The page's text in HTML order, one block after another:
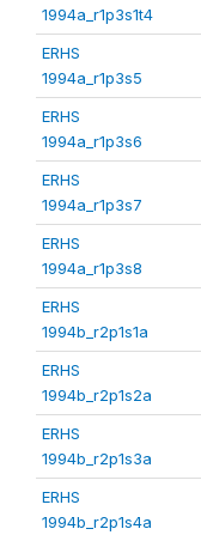
1994a_r1p3s1t4
ERHS
1994a_r1p3s5
ERHS
1994a_r1p3s6
ERHS
1994a_r1p3s7
ERHS
1994a_r1p3s8
ERHS
1994b_r2p1s1a
ERHS
1994b_r2p1s2a
ERHS
1994b_r2p1s3a
ERHS
1994b_r2p1s4a